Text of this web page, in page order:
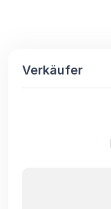
Verkäufer